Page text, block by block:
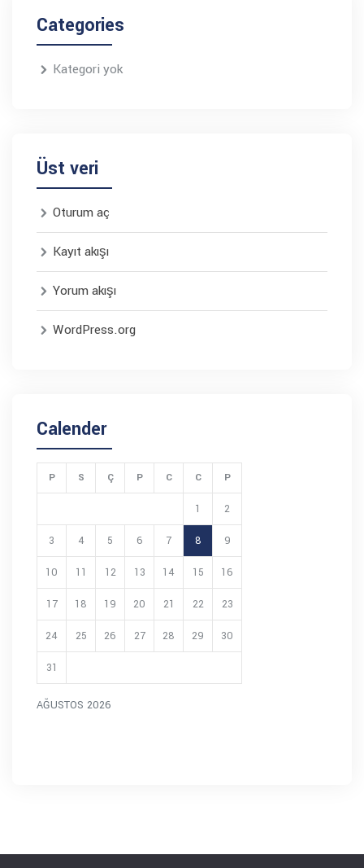
Categories
Kategori yok
Üst veri
Oturum aç
Kayıt akışı
Yorum akışı
WordPress.org
Calender
AĞUSTOS 2026
P S Ç P C C P
1 2
3 4 5 6 7 8 9
10 11 12 13 14 15 16
17 18 19 20 21 22 23
24 25 26 27 28 29 30
31